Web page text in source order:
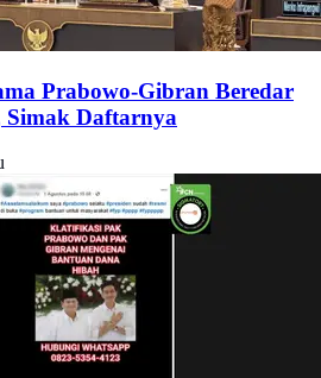
Prabowo-Gibran Beredar
Simak Daftarnya